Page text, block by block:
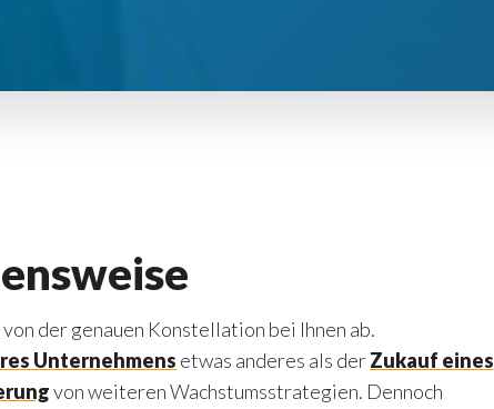
der genauen Konstellation bei Ihnen ab.
Unternehmens etwas anderes als derZukauf eines
von weiteren Wachstumsstrategien. Dennoch